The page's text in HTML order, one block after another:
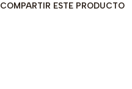
COMPARTIR ESTE PRODUCTO